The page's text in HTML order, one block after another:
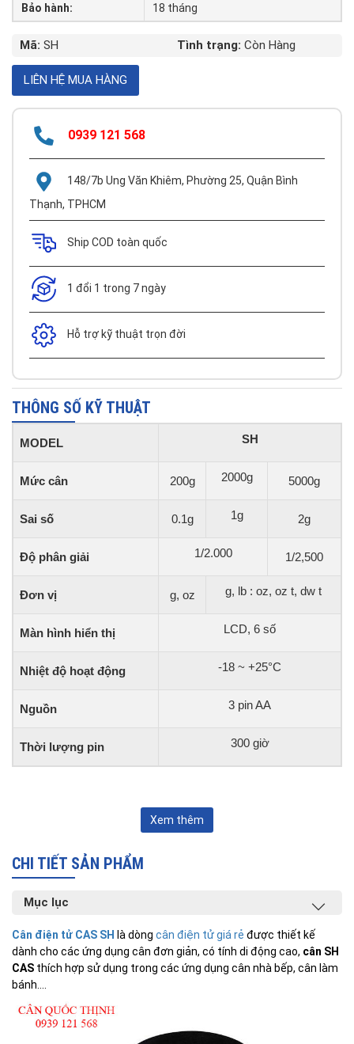
Bảo hành: 18 tháng
Mã: SH Tình trạng: Còn Hàng
0939 121 568
148/7b Ung Văn Khiêm, Phường 25, Quận Bình
Thạnh, TPHCM
Ship COD toàn quốc
1 đổi 1 trong 7 ngày
Hỗ trợ kỹ thuật trọn đời
CHI TIẾT SẢN PHẨM
Mục lục
Cân điện tử CAS SH là dòng cân điện tử giá rẻ được thiết kế
dành cho các ứng dụng cân đơn giản, có tính di động cao, cân SH
CAS thích hợp sử dụng trong các ứng dụng cân nhà bếp, cân làm
bánh....
THÔNG SỐ KỸ THUẬT
MODEL SH
Mức cân 200g 2000g 5000g
Sai số 0.1g 1g 2g
Độ phân giải 1/2.000 1/2,500
Đơn vị g, oz g, lb : oz, oz t, dw t
Màn hình hiển thị LCD, 6 số
Nhiệt độ hoạt động -18 ~ +25°C
Nguồn 3 pin AA
Thời lượng pin 300 giờ
Xem thêm